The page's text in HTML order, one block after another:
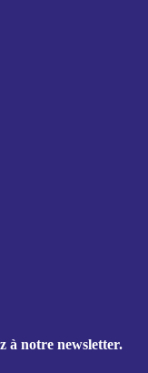
à notre newsletter.